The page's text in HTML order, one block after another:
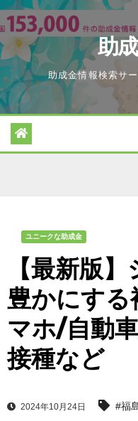
Skip
to
content
助
助成金情報検索サ
ユニークな助成金
【最新版
豊かにする
マホ/自動
接種など
2024年10月24日 #福